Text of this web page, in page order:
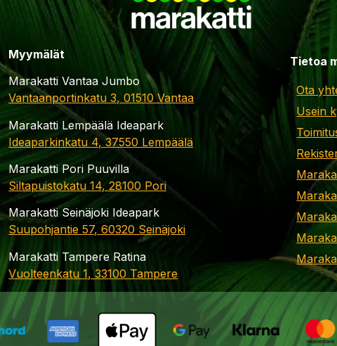
Myymälät
Marakatti Vantaa Jumbo
Vantaanportinkatu 3, 01510 Vantaa
Marakatti Lempäälä Ideapark
Ideaparkinkatu 4, 37550 Lempäälä
Marakatti Pori Puuvilla
Siltapuistokatu 14, 28100 Pori
Marakatti Seinäjoki Ideapark
Suupohjantie 57, 60320 Seinäjoki
Marakatti Tampere Ratina
Vuolteenkatu 1, 33100 Tampere
Tietoa
Ota
Usein